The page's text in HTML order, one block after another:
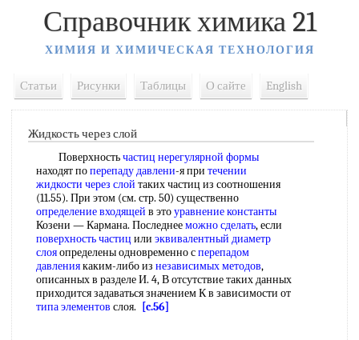
Справочник химика 21
ХИМИЯ И ХИМИЧЕСКАЯ ТЕХНОЛОГИЯ
Статьи Рисунки Таблицы О сайте English
Жидкость через слой
Поверхностьчастиц нерегулярной формы
находят поперепаду давлени-я при течении
жидкости через слой таких частиц из соотношения
(11.55). При этом (см. стр. 50) существенно
определение входящей в этоуравнение константы
Козени — Кармана. Последнееможно сделать, если
поверхность частиц или эквивалентный диаметр
слояопределены одновременно сперепадом
давлениякаким-либо из независимых методов,
описанных в разделе И. 4, В отсутствие таких данных
приходится задаваться значением К в зависимости от
типа элементов слоя. [c.56]